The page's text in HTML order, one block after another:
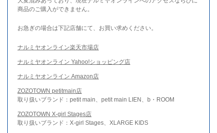
商品のご購入ができません。
お急ぎの場合は下記店舗にて、お買い求めください。
ナルミヤオンライン楽天市場店
ナルミヤオンライン Yahoo!ショッピング店
ナルミヤオンライン Amazon店
ZOZOTOWN petitmain店
取り扱いブランド：petit main、petit main LIEN、b・ROOM
ZOZOTOWN X-girl Stages店
取り扱いブランド：X-girl Stages、XLARGE KIDS